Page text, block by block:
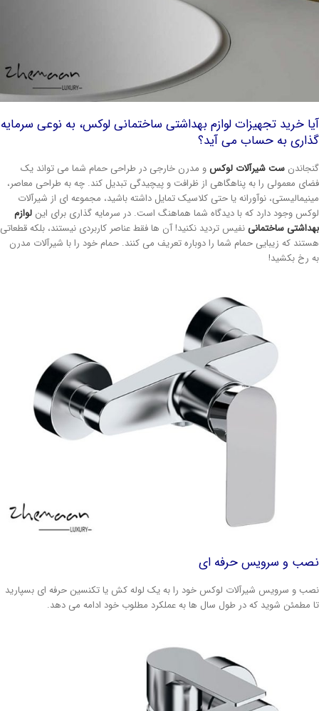
خرید تجهیزات لوازم بهداشتی ساختمانی لوکس، به نوعی سرمایه
به حساب می آید؟
ست شیرآلات لوکسو مدرن خارجی در طراحی حمام شما می تواند یک
معمولی را به پناهگاهی از ظرافت و پیچیدگی تبدیل کند. چه به طراحی معاصر،
نوآورانه یا حتی کلاسیک تمایل داشته باشید، مجموعه ای از شیرآلات
وجود دارد که با دیدگاه شما هماهنگ است. در سرمایه گذاری برای اینلوازم
ساختمانینفیس تردید نکنید! آن ها فقط عناصر کاربردی نیستند، بلکه قطعاتی
که زیبایی حمام شما را دوباره تعریف می کنند. حمام خود را با شیرآلات مدرن
رخ بکشید!
و سرویس حرفه ای
و سرویس شیرآلات لوکس خود را به یک لوله کش یا تکنسین حرفه ای بسپارید
مطمئن شوید که در طول سال ها به عملکرد مطلوب خود ادامه می دهد.